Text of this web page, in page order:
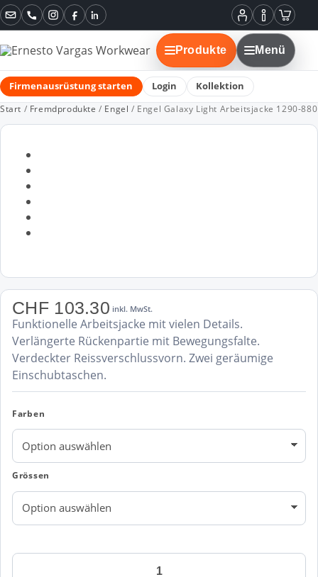
Mein
Konto
Informationen
Instagram
FacebookLinkedIn
Produkte Menü
Firmenausrüstung starten Login Kollektion
Start / Fremdprodukte / Engel / Engel Galaxy Light Arbeitsjacke 1290-880
CHF103.30 inkl. MwSt.
Funktionelle Arbeitsjacke mit vielen Details.
Verlängerte Rückenpartie mit Bewegungsfalte.
Verdeckter Reissverschlussvorn. Zwei geräumige
Einschubtaschen.
Farben
Grössen
Engel